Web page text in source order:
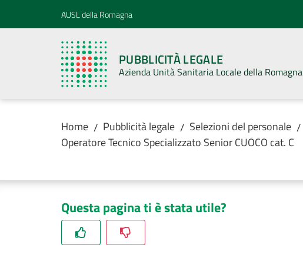
Vai al contenuto
Vai alla navigazioneAUSL della Romagna
PUBBLICITÀ LEGALE
Azienda Unità Sanitaria Locale della Romagna
Home / Pubblicità legale / Selezioni del personale /
Operatore Tecnico Specializzato Senior CUOCO cat. C
Questa pagina ti è stata utile?